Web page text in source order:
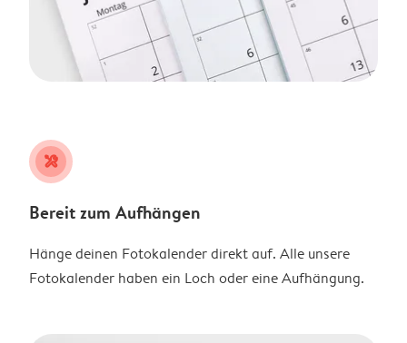
tools
Bereit zum Aufhängen
Hänge deinen Fotokalender direkt auf. Alle unsere
Fotokalender haben ein Loch oder eine Aufhängung.